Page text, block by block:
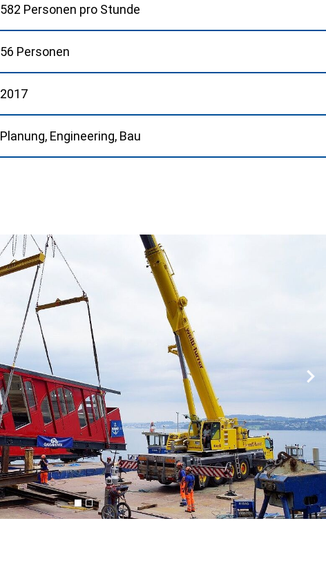
582 Personen pro Stunde
56 Personen
2017
Planung, Engineering, Bau